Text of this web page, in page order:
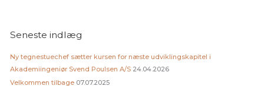
Seneste indlæg
Ny tegnestuechef sætter kursen for næste udviklingskapitel i
Akademiingeniør Svend Poulsen A/S 24.04.2026
Velkommen tilbage 07.07.2025